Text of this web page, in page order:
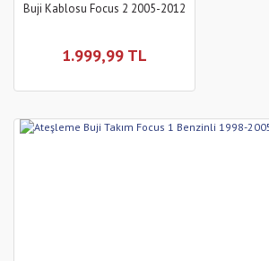
Buji Kablosu Focus 2 2005-2012
1.999,99 TL